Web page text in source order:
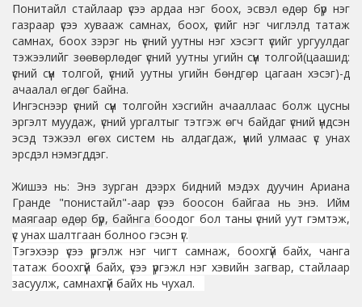
Понитайл стайлаар үсээ ардаа нэг боох, эсвэл өдөр бүр нэг
газраар үсээ хувааж самнах, боох, үсийг нэг чиглэлд татаж
самнах, боох зэрэг нь үсний уутны нэг хэсэгт үсийг ургуулдаг
тэжээлийг зөөвөрлөдөг үсний уутны угийн сүүн толгой(цаашид:
үсний сүүн толгой, үсний уутны угийн бөндгөр цагаан хэсэг)-д
ачаалал өгдөг байна.
Ингэснээр үсний сүүн толгойн хэсгийн ачааллаас болж цусны
эргэлт муудаж, үсний ургалтыг тэтгэж өгч байдаг үсний үндсэн
эсэд тэжээл өгөх систем нь алдагдаж, үүний улмаас үс унах
эрсдэл нэмэгддэг.
Жишээ нь: Энэ зурган дээрх бидний мэдэх дуучин Ариана
Гранде "понистайл"-аар үсээ боосон байгаа нь энэ. Ийм
маягаар өдөр бүр, байнгабоодог бол таны үсний уут гэмтэж,
үс унах шалтгаан болноо гэсэн үг.
Тэгэхээр үсээ үргэлж нэг чигт самнаж, боохгүй байх, чанга
татаж боохгүй байх, үсээ үргэжл нэг хэвийн загвар, стайлаар
засуулж, самнахгүй байх нь чухал.